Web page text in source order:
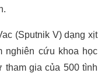
(Sputnik V) dạng xịt
nghiên cứu khoa học
tham gia của 500 tình